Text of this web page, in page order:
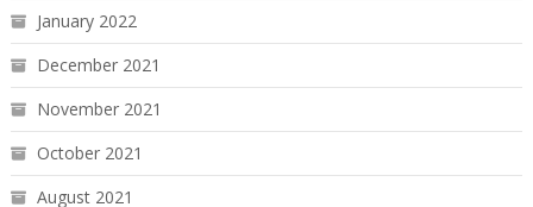
January 2022
December 2021
November 2021
October 2021
August 2021